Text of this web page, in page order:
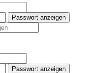
Passwort anzeigen
Passwort anzeigen